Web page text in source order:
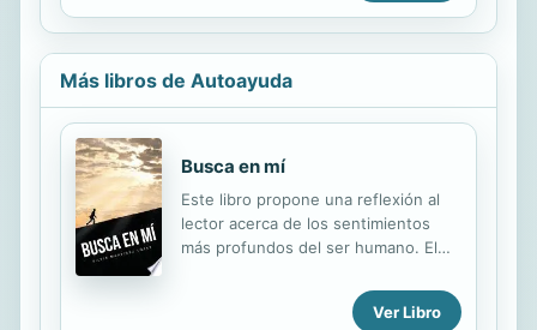
tenemos solemos resolverlos por
nuestra cuenta, algunos más rápido,
algunos más lento, pero ...
competitividad. • Las pasiones de la
descalificación. La idea de Pasiones
repensar y activar los recursos que
ya están adentro nuestro. Y es así
Stamateas echa abajo varios mitos
románticas de la pareja, restituyendo
ideas y conceptos más humanos: "el
conflicto y el enojo...
Más libros de Autoayuda
Busca en mí
Este libro propone una reflexión al
lector acerca de los sentimientos
más profundos del ser humano. El
descubrir el camino a la verdadera
amistad y al verdadero amor.Ver Libro